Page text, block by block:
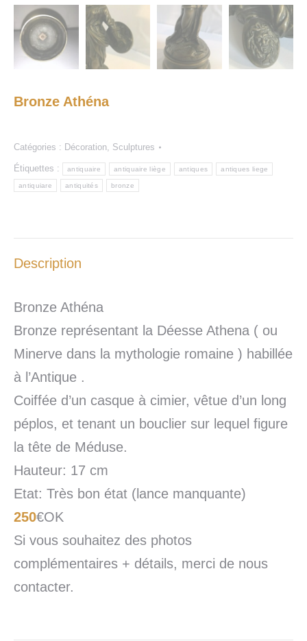
Bronze Athéna
Catégories : Décoration, Sculptures
Étiquettes : antiquaire antiquaire liège antiques antiques liege
antiquiare antiquités bronze
Description
Bronze Athéna
Bronze représentant la Déesse Athena ( ou
Minerve dans la mythologie romaine ) habillée
à l’Antique .
Coiffée d’un casque à cimier, vêtue d’un long
péplos, et tenant un bouclier sur lequel figure
la tête de Méduse.
Hauteur: 17 cm
Etat: Très bon état (lance manquante)
250€OK
Si vous souhaitez des photos
complémentaires + détails, merci de nous
contacter.